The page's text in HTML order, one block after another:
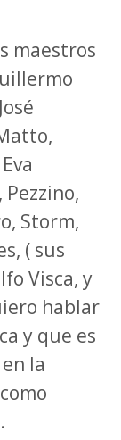
maestros
Storm,
( sus
Visca, y
hablar
y que es
la